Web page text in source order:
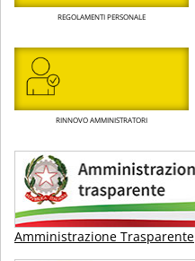
REGOLAMENTI PERSONALE
RINNOVO AMMINISTRATORI
Amministrazione Trasparente